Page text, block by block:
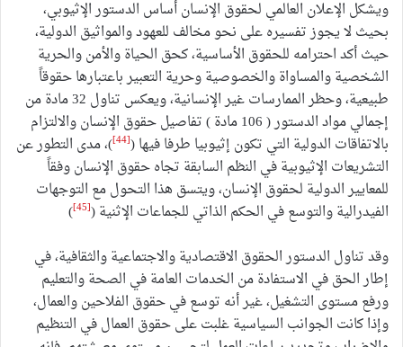
ويشكل الإعلان العالمي لحقوق الإنسان أساس الدستور الإثيوبي،
بحيث لا يجوز تفسيره على نحو مخالف للعهود والمواثيق الدولية،
حيث أكد احترامه للحقوق الأساسية، كحق الحياة والأمن والحرية
الشخصية والمساواة والخصوصية وحرية التعبير باعتبارها حقوقاً
طبيعية، وحظر الممارسات غير الإنسانية، ويعكس تناول 32 مادة من
إجمالي مواد الدستور ( 106 مادة ) تفاصيل حقوق الإنسان والالتزام
بالاتفاقات الدولية التي تكون إثيوبيا طرفا فيها ([44]
)، مدى التطور عن
التشريعات الإثيوبية في النظم السابقة تجاه حقوق الإنسان وفقاً
للمعايير الدولية لحقوق الإنسان، ويتسق هذا التحول مع التوجهات
الفيدرالية والتوسع في الحكم الذاتي للجماعات الإثنية ([45]
)
وقد تناول الدستور الحقوق الاقتصادية والاجتماعية والثقافية، في
إطار الحق في الاستفادة من الخدمات العامة في الصحة والتعليم
ورفع مستوى التشغيل، غير أنه توسع في حقوق الفلاحين والعمال،
وإذا كانت الجوانب السياسية غلبت على حقوق العمال في التنظيم